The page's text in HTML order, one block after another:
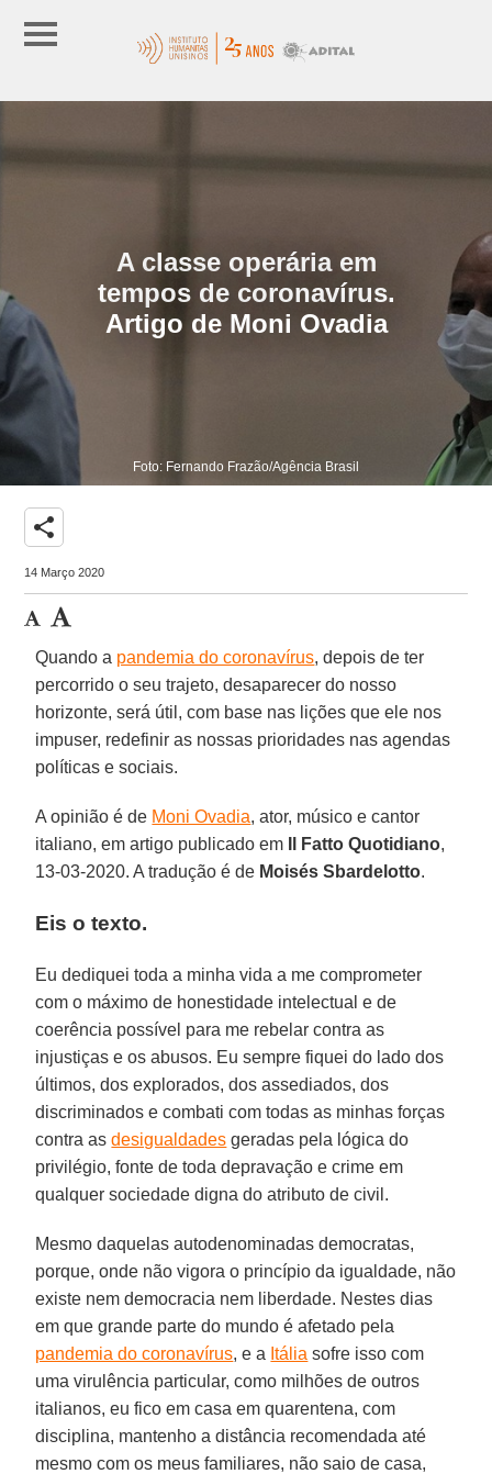
A classe operária em
tempos de coronavírus.
Artigo de Moni Ovadia
Foto: Fernando Frazão/Agência Brasil
share
14 Março 2020
Quando a pandemia do coronavírus, depois de ter
percorrido o seu trajeto, desaparecer do nosso
horizonte, será útil, com base nas lições que ele nos
impuser, redefinir as nossas prioridades nas agendas
políticas e sociais.
A opinião é de Moni Ovadia, ator, músico e cantor
italiano, em artigo publicado em
Il Fatto Quotidiano,
13-03-2020. A tradução é de Moisés Sbardelotto.
Eis o texto.
Eu dediquei toda a minha vida a me comprometer
com o máximo de honestidade intelectual e de
coerência possível para me rebelar contra as
injustiças e os abusos. Eu sempre fiquei do lado dos
últimos, dos explorados, dos assediados, dos
discriminados e combati com todas as minhas forças
contra asdesigualdades geradas pela lógica do
privilégio, fonte de toda depravação e crime em
qualquer sociedade digna do atributo de civil.
Mesmo daquelas autodenominadas democratas,
porque, onde não vigora o princípio da igualdade, não
existe nem democracia nem liberdade. Nestes dias
em que grande parte do mundo é afetado pela
pandemia do coronavírus, e a Itália sofre isso com
uma virulência particular, como milhões de outros
italianos, eu fico em casa em quarentena, com
disciplina, mantenho a distância recomendada até
mesmo com os meus familiares, não saio de casa,